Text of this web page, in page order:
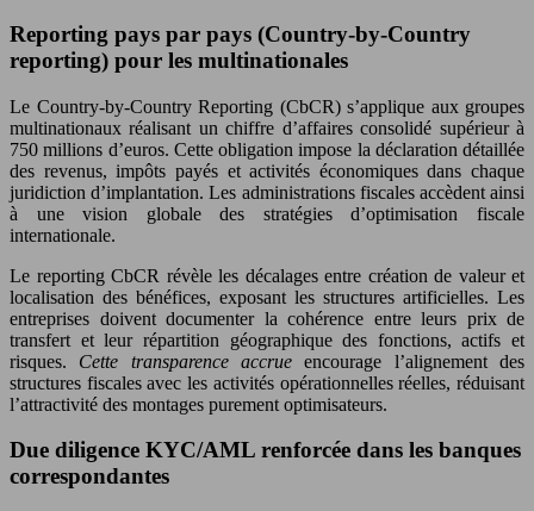
Reporting pays par pays (Country-by-Country
reporting) pour les multinationales
Le Country-by-Country Reporting (CbCR) s’applique aux groupes
multinationaux réalisant un chiffre d’affaires consolidé supérieur à
750 millions d’euros. Cette obligation impose la déclaration détaillée
des revenus, impôts payés et activités économiques dans chaque
juridiction d’implantation. Les administrations fiscales accèdent ainsi
à une vision globale des stratégies d’optimisation fiscale
internationale.
Le reporting CbCR révèle les décalages entre création de valeur et
localisation des bénéfices, exposant les structures artificielles. Les
entreprises doivent documenter la cohérence entre leurs prix de
transfert et leur répartition géographique des fonctions, actifs et
risques. Cette transparence accrueencourage l’alignement des
structures fiscales avec les activités opérationnelles réelles, réduisant
l’attractivité des montages purement optimisateurs.
Due diligence KYC/AML renforcée dans les banques
correspondantes